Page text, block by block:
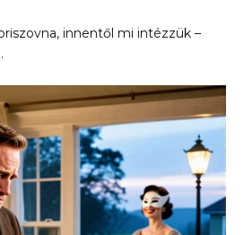
innentől mi intézzük –